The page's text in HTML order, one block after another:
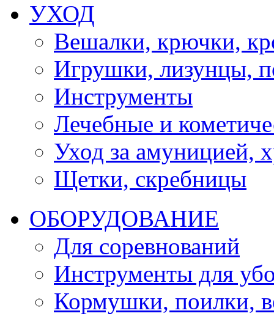
УХОД
Вешалки, крючки,
Игрушки, лизунцы,
Инструменты
Лечебные и
Уход за амуницией,
Щетки, скребницы
ОБОРУДОВАНИЕ
Для соревнований
Инструменты для
Кормушки, поилки,